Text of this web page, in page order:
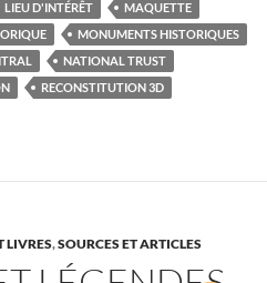
LIEU D'INTÉRÊT
MAQUETTE
MONUMENTS HISTORIQUES
NATIONAL TRUST
RECONSTITUTION 3D
LIVRES,SOURCES ET ARTICLES